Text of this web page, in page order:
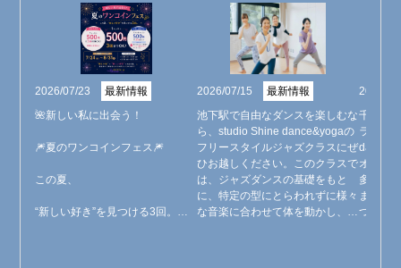
2026/07/23
最新情報
🌺新しい私に出会う！
🎆夏のワンコインフェス🎆
この夏、
“新しい好き”を見つける3回。✨
2026/07/15
最新情報
池下駅で自由なダンスを楽しむな
ら、studio Shine dance&yogaの
フリースタイルジャズクラスにぜ
ひお越しください。このクラスで
は、ジャズダンスの基礎をもと
に、特定の型にとらわれずに様々
な音楽に合わせて体を動かし、表
2026/
千種区
ラスを
オでは
多彩な
ます。
つのポ